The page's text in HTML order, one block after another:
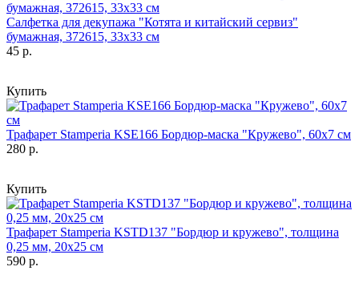
Салфетка для декупажа "Котята и китайский сервиз"
бумажная, 372615, 33х33 см
45 р.
Купить
Трафарет Stamperia KSE166 Бордюр-маска "Кружево", 60х7 см
280 р.
Купить
Трафарет Stamperia KSTD137 "Бордюр и кружево", толщина
0,25 мм, 20х25 см
590 р.